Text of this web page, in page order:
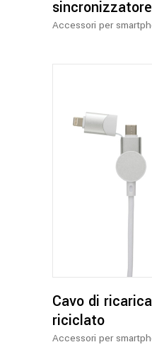
Accessori per
Cavo di
riciclato
Accessori per